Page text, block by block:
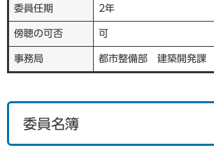
委員任期 2年
傍聴の可否 可
事務局 都市整備部 建築開発課
委員名簿